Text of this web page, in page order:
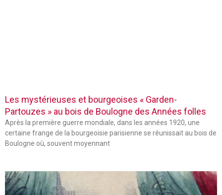
Les mystérieuses et bourgeoises « Garden-
Partouzes » au bois de Boulogne des Années folles
Après la première guerre mondiale, dans les années 1920, une
certaine frange de la bourgeoisie parisienne se réunissait au bois de
Boulogne où, souvent moyennant